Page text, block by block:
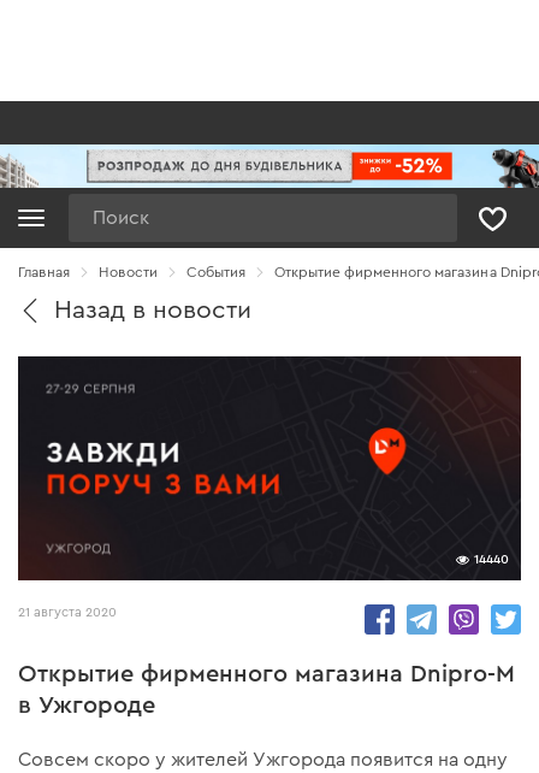
Главная Новости Cобытия Открытие фирменного магазина
Назад в новости
14440
21 августа 2020
Открытие фирменного магазина Dnipro-M
в Ужгороде
Совсем скоро у жителей Ужгорода появится на одну